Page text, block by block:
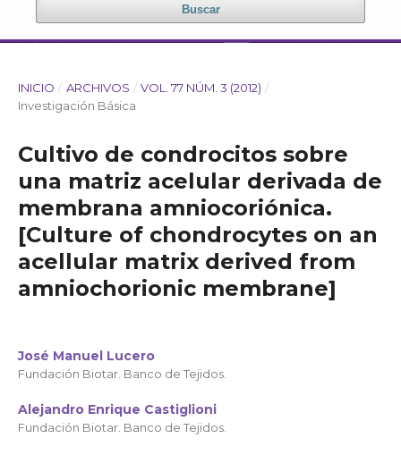
Buscar
INICIO / ARCHIVOS / VOL. 77 NÚM. 3 (2012) /
Investigación Básica
Cultivo de condrocitos sobre
una matriz acelular derivada de
membrana amniocoriónica.
[Culture of chondrocytes on an
acellular matrix derived from
amniochorionic membrane]
José Manuel Lucero
Fundación Biotar. Banco de Tejidos.
Alejandro Enrique Castiglioni
Fundación Biotar. Banco de Tejidos.